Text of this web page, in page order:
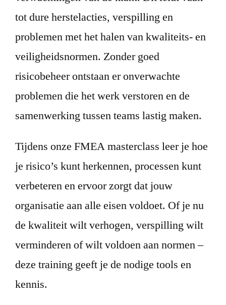
tot dure herstelacties, verspilling en
problemen met het halen van kwaliteits- en
veiligheidsnormen. Zonder goed
risicobeheer ontstaan er onverwachte
problemen die het werk verstoren en de
samenwerking tussen teams lastig maken.
Tijdens onze FMEA masterclass leer je hoe
je risico’s kunt herkennen, processen kunt
verbeteren en ervoor zorgt dat jouw
organisatie aan alle eisen voldoet. Of je nu
de kwaliteit wilt verhogen, verspilling wilt
verminderen of wilt voldoen aan normen –
deze training geeft je de nodige tools en
kennis.